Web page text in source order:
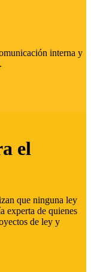
interna y
el
que ninguna ley
experta de quienes
de ley y